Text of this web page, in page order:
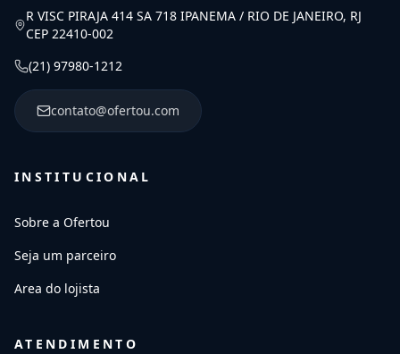
R VISC PIRAJA 414 SA 718 IPANEMA / RIO DE JANEIRO, RJ
CEP 22410-002
(21) 97980-1212
contato@ofertou.com
INSTITUCIONAL
Sobre a Ofertou
Seja um parceiro
Area do lojista
ATENDIMENTO